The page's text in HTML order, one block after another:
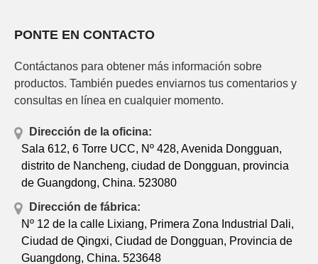
PONTE EN CONTACTO
Contáctanos para obtener más información sobre
productos. También puedes enviarnos tus comentarios y
consultas en línea en cualquier momento.
Dirección de la oficina:
Sala 612, 6 Torre UCC, Nº 428, Avenida Dongguan,
distrito de Nancheng, ciudad de Dongguan, provincia
de Guangdong, China. 523080
Dirección de fábrica:
Nº 12 de la calle Lixiang, Primera Zona Industrial Dali,
Ciudad de Qingxi, Ciudad de Dongguan, Provincia de
Guangdong, China. 523648